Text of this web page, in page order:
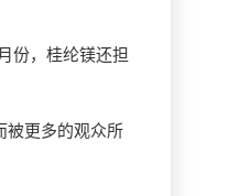
份，桂纶镁还担
更多的观众所